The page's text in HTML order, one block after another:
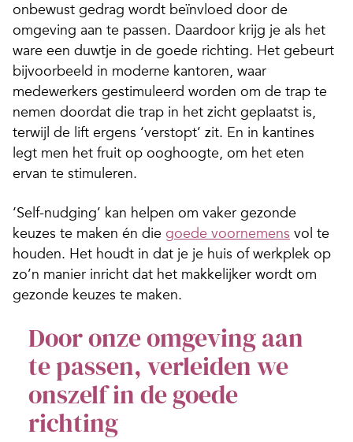
onbewust gedrag wordt beïnvloed door de
omgeving aan te passen. Daardoor krijg je als het
ware een duwtje in de goede richting. Het gebeurt
bijvoorbeeld in moderne kantoren, waar
medewerkers gestimuleerd worden om de trap te
nemen doordat die trap in het zicht geplaatst is,
terwijl de lift ergens ‘verstopt’ zit. En in kantines
legt men het fruit op ooghoogte, om het eten
ervan te stimuleren.
‘Self-nudging’ kan helpen om vaker gezonde
keuzes te maken én die goede voornemens vol te
houden. Het houdt in dat je je huis of werkplek op
zo’n manier inricht dat het makkelijker wordt om
gezonde keuzes te maken.
Door onze omgeving aan
te passen, verleiden we
onszelf in de goede
richting